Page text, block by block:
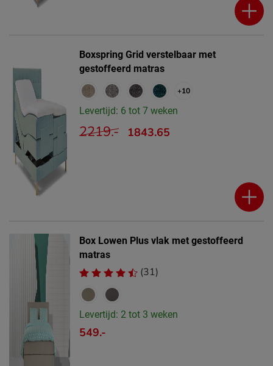
Boxspring Grid verstelbaar met
gestoffeerd matras
+10
Levertijd: 6 tot 7 weken
2219.- 1843.65
Box Lowen Plus vlak met gestoffeerd
matras
(31)
Levertijd: 2 tot 3 weken
549.-